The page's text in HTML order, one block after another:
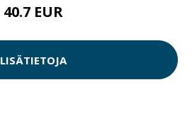
40.7 EUR
LISÄTIETOJA